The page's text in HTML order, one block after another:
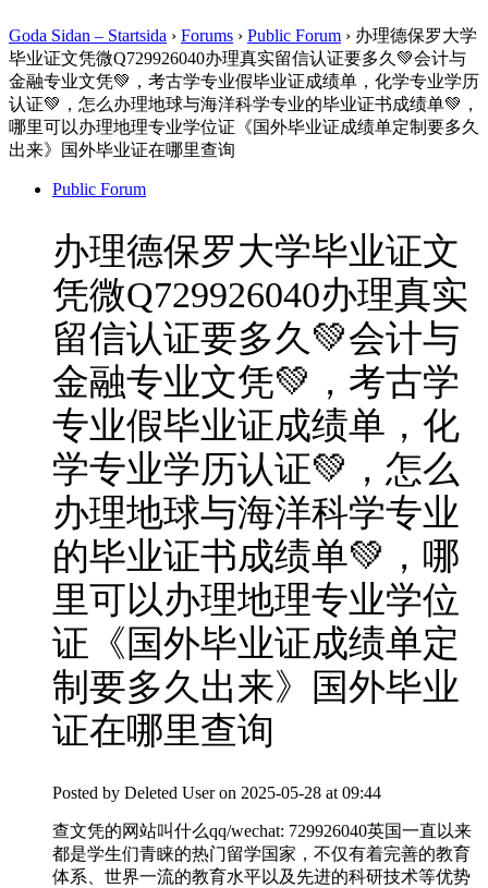
Goda Sidan – Startsida › Forums › Public Forum › 办理德保罗大学
毕业证文凭微Q729926040办理真实留信认证要多久💚会计与
金融专业文凭💚，考古学专业假毕业证成绩单，化学专业学历
认证💚，怎么办理地球与海洋科学专业的毕业证书成绩单💚，
哪里可以办理地理专业学位证《国外毕业证成绩单定制要多久
出来》国外毕业证在哪里查询
Public Forum
办理德保罗大学毕业证文
凭微Q729926040办理真实
留信认证要多久💚会计与
金融专业文凭💚，考古学
专业假毕业证成绩单，化
学专业学历认证💚，怎么
办理地球与海洋科学专业
的毕业证书成绩单💚，哪
里可以办理地理专业学位
证《国外毕业证成绩单定
制要多久出来》国外毕业
证在哪里查询
Posted by Deleted User on 2025-05-28 at 09:44
查文凭的网站叫什么qq/wechat: 729926040英国一直以来
都是学生们青睐的热门留学国家，不仅有着完善的教育
体系、世界一流的教育水平以及先进的科研技术等优势